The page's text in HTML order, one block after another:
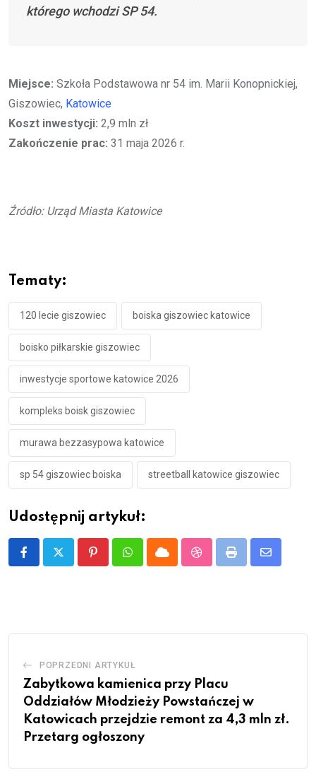
którego wchodzi SP 54.
Miejsce: Szkoła Podstawowa nr 54 im. Marii Konopnickiej,
Giszowiec, Katowice
Koszt inwestycji: 2,9 mln zł
Zakończenie prac: 31 maja 2026 r.
Źródło: Urząd Miasta Katowice
Tematy:
120 lecie giszowiec boiska giszowiec katowice
boisko piłkarskie giszowiec
inwestycje sportowe katowice 2026
kompleks boisk giszowiec
murawa bezzasypowa katowice
sp 54 giszowiec boiska streetball katowice giszowiec
Udostępnij artykuł:
PinterestWhatsappCloud StumbleUpon
Print
Share
POPRZEDNI ARTYKUŁ
Zabytkowa kamienica przy Placu
Oddziałów Młodzieży Powstańczej w
Katowicach przejdzie remont za 4,3 mln zł.
Przetarg ogłoszony